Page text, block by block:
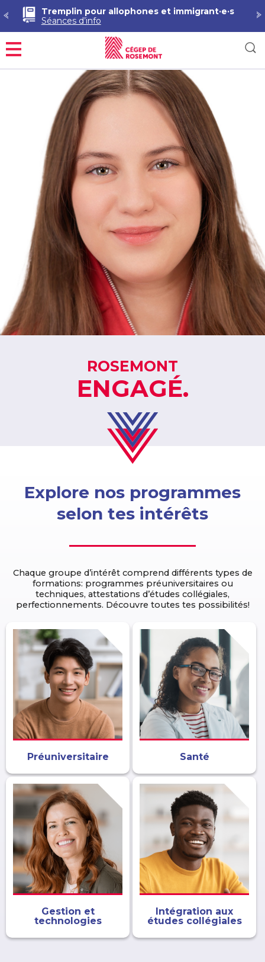
Tremplin pour allophones et immigrant·e·s
Séances d’info
Menu
ROSEMONT
ENGAGÉ.
Explore nos programmes
selon tes intérêts
Chaque groupe d’intérêt comprend différents types de
formations: programmes préuniversitaires ou
techniques, attestations d’études collégiales,
perfectionnements. Découvre toutes tes possibilités!
Préuniversitaire Santé
Gestion et
technologies
Intégration aux
études collégiales